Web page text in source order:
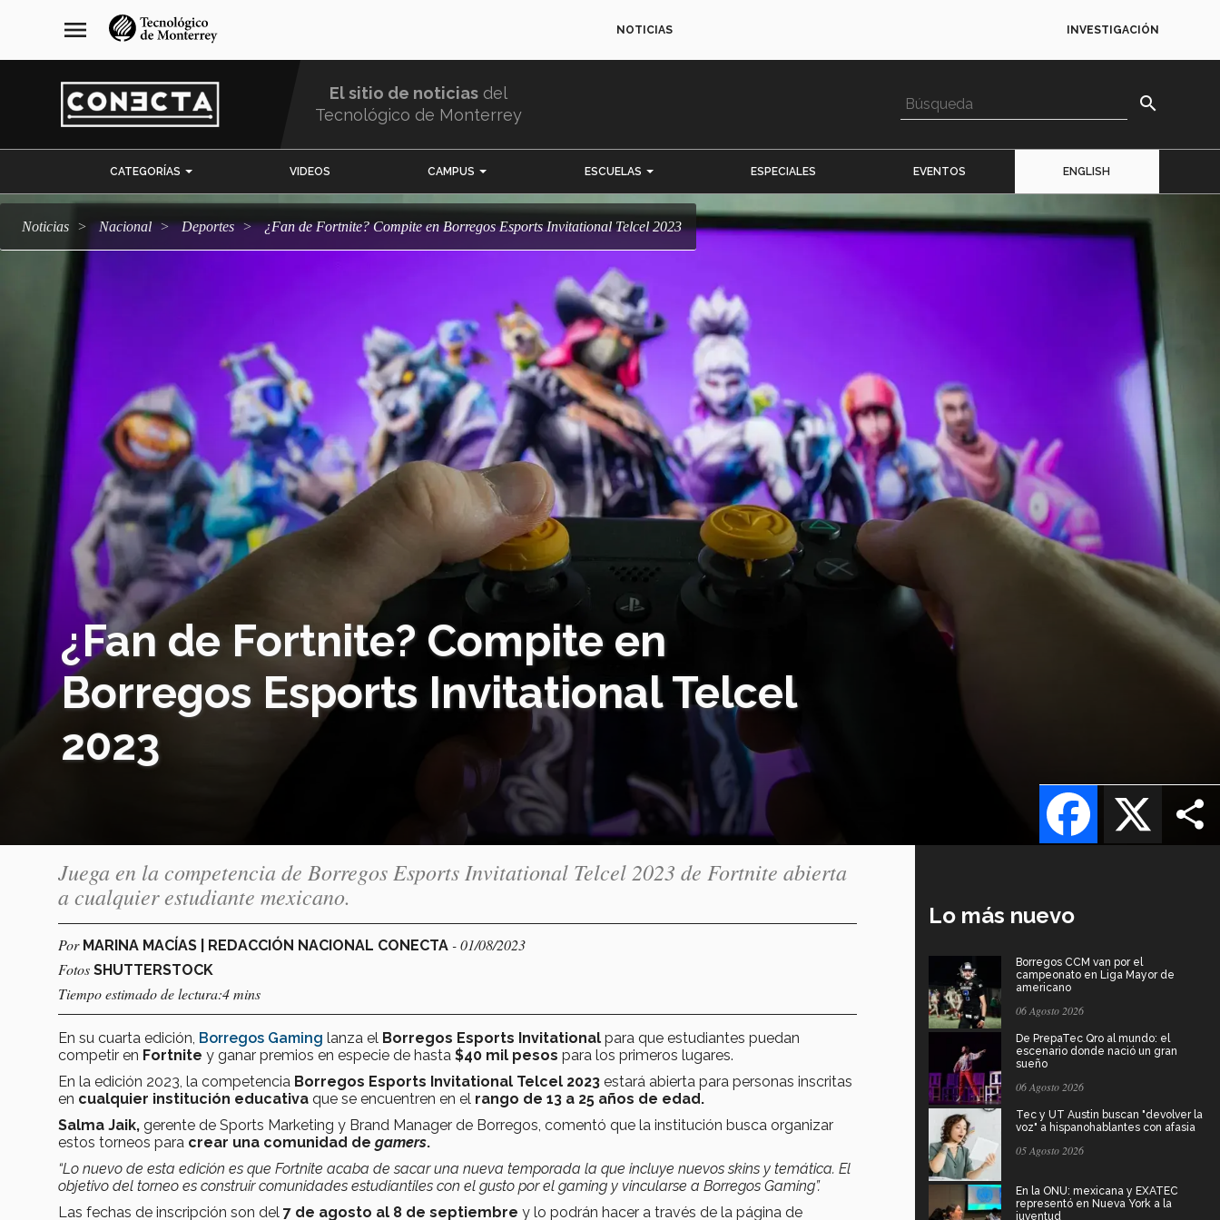
navegación
principal
menu NOTICIAS INVESTIGACIÓN
El sitio de noticias del
Tecnológico de Monterrey
search
CATEGORÍAS VIDEOS CAMPUS ESCUELAS ESPECIALES EVENTOS ENGLISH
Noticias Nacional deportes ¿Fan de Fortnite? Compite en Borregos Esports Invitational Telcel 2023
¿Fan de Fortnite? Compite en
Borregos Esports Invitational Telcel
2023
X
Facebook
Juega en la competencia de Borregos Esports Invitational Telcel 2023 de Fortnite abierta
a cualquier estudiante mexicano.
Por MARINA MACÍAS | REDACCIÓN NACIONAL CONECTA - 01/08/2023
Fotos SHUTTERSTOCK
Tiempo estimado de lectura:4 mins
En su cuarta edición, Borregos Gaming lanza el Borregos Esports Invitational para que estudiantes puedan
competir en Fortnite y ganar premios en especie de hasta $40 mil pesos para los primeros lugares.
En la edición 2023, la competencia Borregos Esports Invitational Telcel 2023 estará abierta para personas inscritas
en cualquier institución educativa que se encuentren en el rango de 13 a 25 años de edad.
Salma Jaik, gerente de Sports Marketing y Brand Manager de Borregos, comentó que la institución busca organizar
estos torneos para crear una comunidad de gamers.
“Lo nuevo de esta edición es que Fortnite acaba de sacar una nueva temporada la que incluye nuevos skins y temática. El
objetivo del torneo es construir comunidades estudiantiles con el gusto por el gaming y vincularse a Borregos Gaming”.
Las fechas de inscripción son del 7 de agosto al 8 de septiembre y lo podrán hacer a través de la página de
Lo más nuevo
Borregos CCM van por el
campeonato en Liga Mayor de
americano
06 Agosto 2026
De PrepaTec Qro al mundo: el
escenario donde nació un gran
sueño
06 Agosto 2026
Tec y UT Austin buscan "devolver la
voz" a hispanohablantes con afasia
05 Agosto 2026
En la ONU: mexicana y EXATEC
representó en Nueva York a la
juventud